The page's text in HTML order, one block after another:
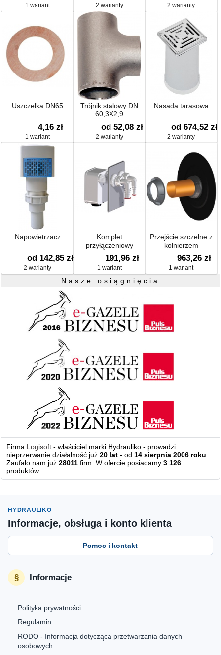
1 wariant 2 warianty 2 warianty
Uszczelka DN65
4,16 zł
1 wariant
Trójnik stalowy DN
60,3X2,9
od 52,08 zł
2 warianty
Nasada tarasowa
od 674,52 zł
2 warianty
Napowietrzacz
od 142,85 zł
2 warianty
Komplet
przyłączeniowy
podwójny do
podłączenia dwóch
urządzeń, pasujący do
korpusu syfonu
HL4000.0
191,96 zł
1 wariant
Przejście szczelne z
kołnierzem
bitumicznym
963,26 zł
1 wariant
Nasze osiągnięcia
Firma Logisoft - właściciel marki Hydrauliko - prowadzi
nieprzerwanie działalność już20 lat - od 14 sierpnia 2006 roku
Zaufało nam już28011 firm. W ofercie posiadamy3 126
produktów.
HYDRAULIKO
Informacje, obsługa i konto klienta
Pomoc i kontakt
Informacje
Polityka prywatności
Regulamin
RODO - Informacja dotycząca przetwarzania danych
osobowych